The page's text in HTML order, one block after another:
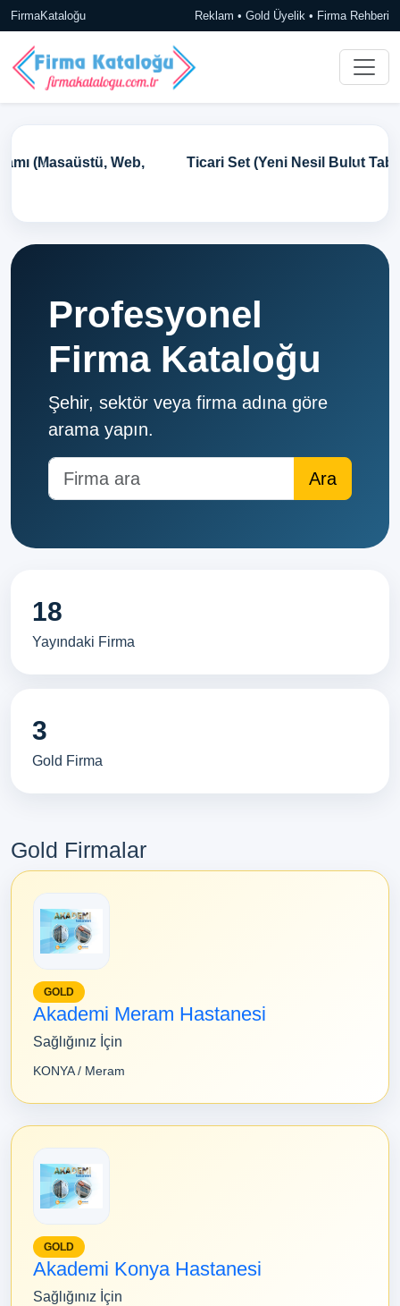
FirmaKataloğu Reklam • Gold Üyelik • Firma Rehberi
Ticari Set (Yeni Nesil Bulut Tabanlı Ön Muhasebe)
Profesyonel
Firma Kataloğu
Şehir, sektör veya firma adına göre
arama yapın.
18
Yayındaki Firma
3
Gold Firma
Gold Firmalar
GOLD
Akademi Meram Hastanesi
Sağlığınız İçin
KONYA / Meram
GOLD
Akademi Konya Hastanesi
Sağlığınız İçin